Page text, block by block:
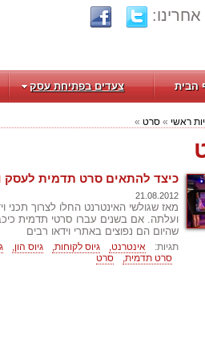
הבית צעדים בפתיחת עסק
ראשי » סרט »
כיצד להתאים סרט תדמית לעסק
21.08.2012
מאז שגולשי האינטרנט החלו לצרוך תכני
ועלתה. אם בשנים עברו סרטי תדמית
שהיום הם נפוצים באתרי וידאו רבים
תגיות: אינטרנט, גיוס לקוחות, גיוס הון,
סרט תדמית,
סרט